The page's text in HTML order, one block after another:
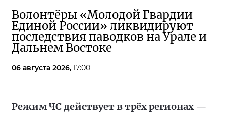
Волонтёры «Молодой Гвардии
Единой России» ликвидируют
последствия паводков на Урале и
Дальнем Востоке
06 августа 2026, 17:00
Режим ЧС действует в трёх регионах —